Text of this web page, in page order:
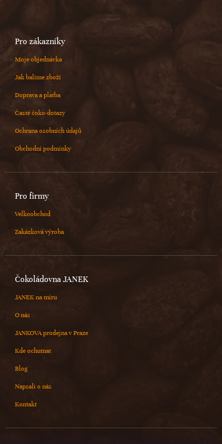
Pro zákazníky
Moje objednávka
Jak balíme zboží
Doprava a platba
Časté čoko-dotazy
Ochrana osobních údajů
Obchodní podmínky
Pro firmy
Velkoobchod
Zakázková výroba
Čokoládovna JANEK
JANEK na míru
O nás
JANKOVA prodejna v Praze
Kde ochutnat
Blog
Napsali o nás
Kontakt